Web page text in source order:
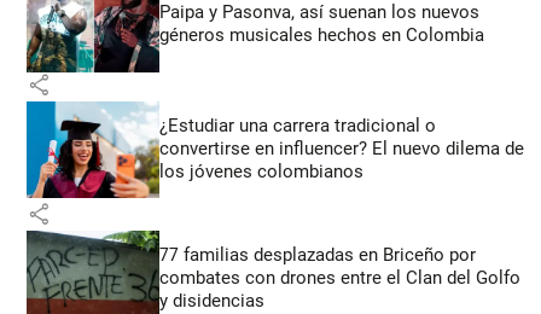
Paipa y Pasonva, así suenan los nuevos
géneros musicales hechos en Colombia
share
¿Estudiar una carrera tradicional o
convertirse en influencer? El nuevo dilema de
los jóvenes colombianos
share
77 familias desplazadas en Briceño por
combates con drones entre el Clan del Golfo
y disidencias